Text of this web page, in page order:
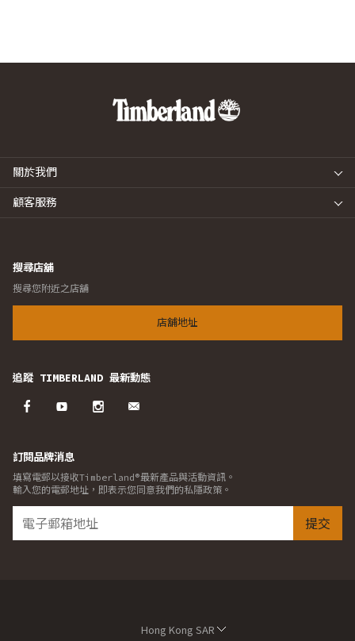
關於我們
顧客服務
搜尋店舖
搜尋您附近之店舖
店舖地址
追蹤 TIMBERLAND 最新動態
訂閱品牌消息
填寫電郵以接收Timberland®最新產品與活動資訊。
輸入您的電郵地址，即表示您同意我們的私隱政策。
提交
Hong Kong SAR